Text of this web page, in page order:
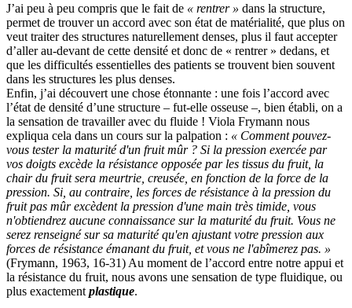
J’ai peu à peu compris que le fait de « rentrer » dans la structure,
permet de trouver un accord avec son état de matérialité, que plus on
veut traiter des structures naturellement denses, plus il faut accepter
d’aller au-devant de cette densité et donc de « rentrer » dedans, et
que les difficultés essentielles des patients se trouvent bien souvent
dans les structures les plus denses.
Enfin, j’ai découvert une chose étonnante : une fois l’accord avec
l’état de densité d’une structure – fut-elle osseuse –, bien établi, on a
la sensation de travailler avec du fluide ! Viola Frymann nous
expliqua cela dans un cours sur la palpation : « Comment pouvez-
vous tester la maturité d'un fruit mûr ? Si la pression exercée par
vos doigts excède la résistance opposée par les tissus du fruit, la
chair du fruit sera meurtrie, creusée, en fonction de la force de la
pression. Si, au contraire, les forces de résistance à la pression du
fruit pas mûr excèdent la pression d'une main très timide, vous
n'obtiendrez aucune connaissance sur la maturité du fruit. Vous ne
serez renseigné sur sa maturité qu'en ajustant votre pression aux
forces de résistance émanant du fruit, et vous ne l'abîmerez pas. »
(Frymann, 1963, 16-31) Au moment de l’accord entre notre appui et
la résistance du fruit, nous avons une sensation de type fluidique, ou
plus exactement plastique.